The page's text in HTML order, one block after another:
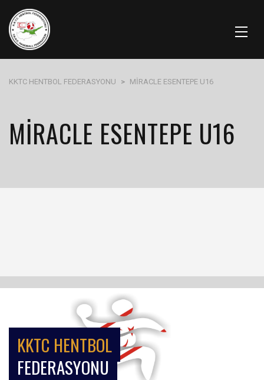
KKTC HENTBOL FEDERASYONU > MİRACLE ESENTEPE U16
MİRACLE ESENTEPE U16
KKTC HENTBOL
FEDERASYONU